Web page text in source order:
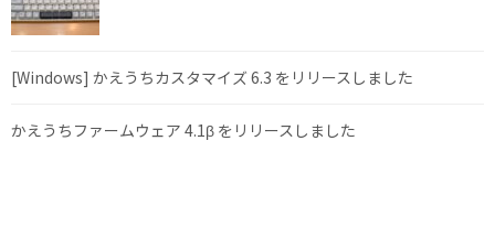
[Windows] かえうちカスタマイズ 6.3 をリリースしました
かえうちファームウェア 4.1β をリリースしました